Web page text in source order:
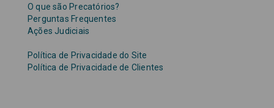
O que são Precatórios?
Perguntas Frequentes
Ações Judiciais
Política de Privacidade do Site
Política de Privacidade de Clientes